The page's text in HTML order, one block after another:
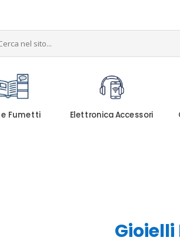
e Fumetti Elettronica Accessori
Gioielli